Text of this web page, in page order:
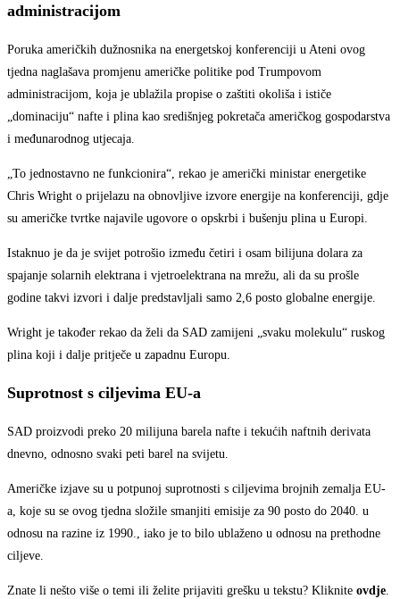
administracijom
Poruka američkih dužnosnika na energetskoj konferenciji u Ateni ovog
tjedna naglašava promjenu američke politike pod Trumpovom
administracijom, koja je ublažila propise o zaštiti okoliša i ističe
„dominaciju“ nafte i plina kao središnjeg pokretača američkog gospodarstva
i međunarodnog utjecaja.
„To jednostavno ne funkcionira“, rekao je američki ministar energetike
Chris Wright o prijelazu na obnovljive izvore energije na konferenciji, gdje
su američke tvrtke najavile ugovore o opskrbi i bušenju plina u Europi.
Istaknuo je da je svijet potrošio između četiri i osam bilijuna dolara za
spajanje solarnih elektrana i vjetroelektrana na mrežu, ali da su prošle
godine takvi izvori i dalje predstavljali samo 2,6 posto globalne energije.
Wright je također rekao da želi da SAD zamijeni „svaku molekulu“ ruskog
plina koji i dalje pritječe u zapadnu Europu.
Suprotnost s ciljevima EU-a
SAD proizvodi preko 20 milijuna barela nafte i tekućih naftnih derivata
dnevno, odnosno svaki peti barel na svijetu.
Američke izjave su u potpunoj suprotnosti s ciljevima brojnih zemalja EU-
a, koje su se ovog tjedna složile smanjiti emisije za 90 posto do 2040. u
odnosu na razine iz 1990., iako je to bilo ublaženo u odnosu na prethodne
ciljeve.
Znate li nešto više o temi ili želite prijaviti grešku u tekstu? Kliknite ovdje.